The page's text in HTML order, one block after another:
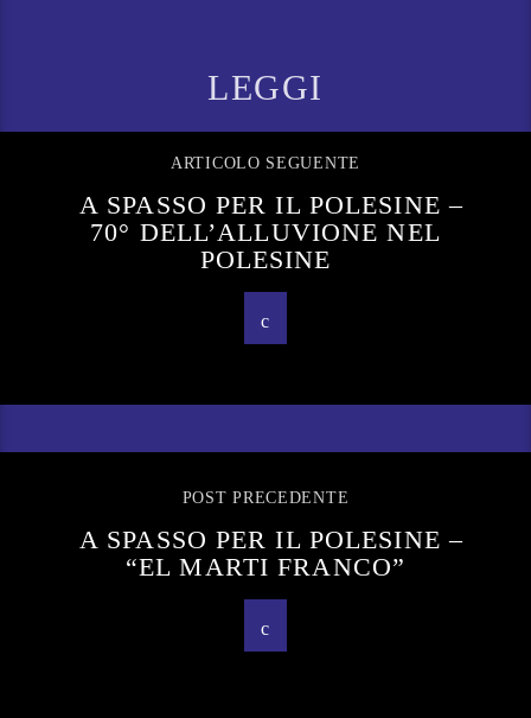
LEGGI
ARTICOLO SEGUENTE
A SPASSO PER IL POLESINE –
70° DELL’ALLUVIONE NEL
POLESINE
POST PRECEDENTE
A SPASSO PER IL POLESINE –
“EL MARTI FRANCO”